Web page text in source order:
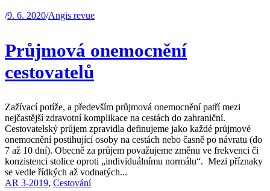
/9. 6. 2020/Angis revue
Průjmová onemocnění
cestovatelů
Zažívací potíže, a především průjmová onemocnění patří mezi
nejčastější zdravotní komplikace na cestách do zahraniční.
Cestovatelský průjem zpravidla definujeme jako každé průjmové
onemocnění postihující osoby na cestách nebo časně po návratu (do
7 až 10 dní). Obecně za průjem považujeme změnu ve frekvenci či
konzistenci stolice oproti „individuálnímu normálu“. Mezi příznaky
se vedle řídkých až vodnatých...
AR 3-2019, Cestování